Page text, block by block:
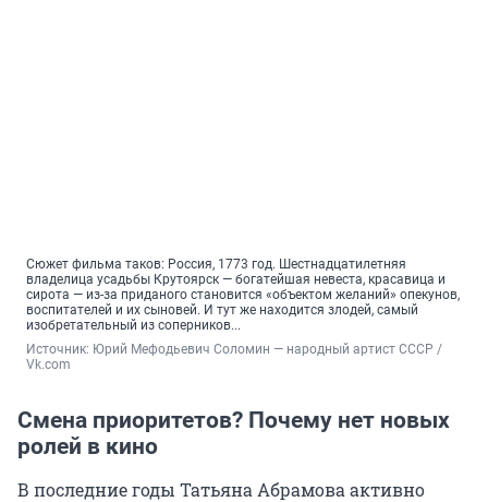
Сюжет фильма таков: Россия, 1773 год. Шестнадцатилетняя
владелица усадьбы Крутоярск — богатейшая невеста, красавица и
сирота — из-за приданого становится «объектом желаний» опекунов,
воспитателей и их сыновей. И тут же находится злодей, самый
изобретательный из соперников...
Источник: Юрий Мефодьевич Соломин — народный артист СССР /
Vk.com
Смена приоритетов? Почему нет новых
ролей в кино
В последние годы Татьяна Абрамова активно